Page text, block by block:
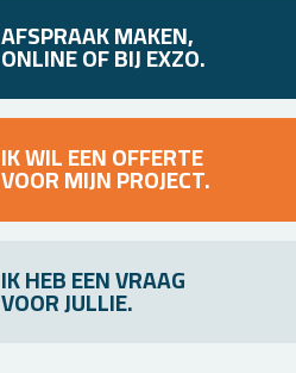
AFSPRAAK MAKEN,
ONLINE OF BIJ EXZO.
IK WIL EEN OFFERTE
VOOR MIJN PROJECT.
IK HEB EEN VRAAG
VOOR JULLIE.